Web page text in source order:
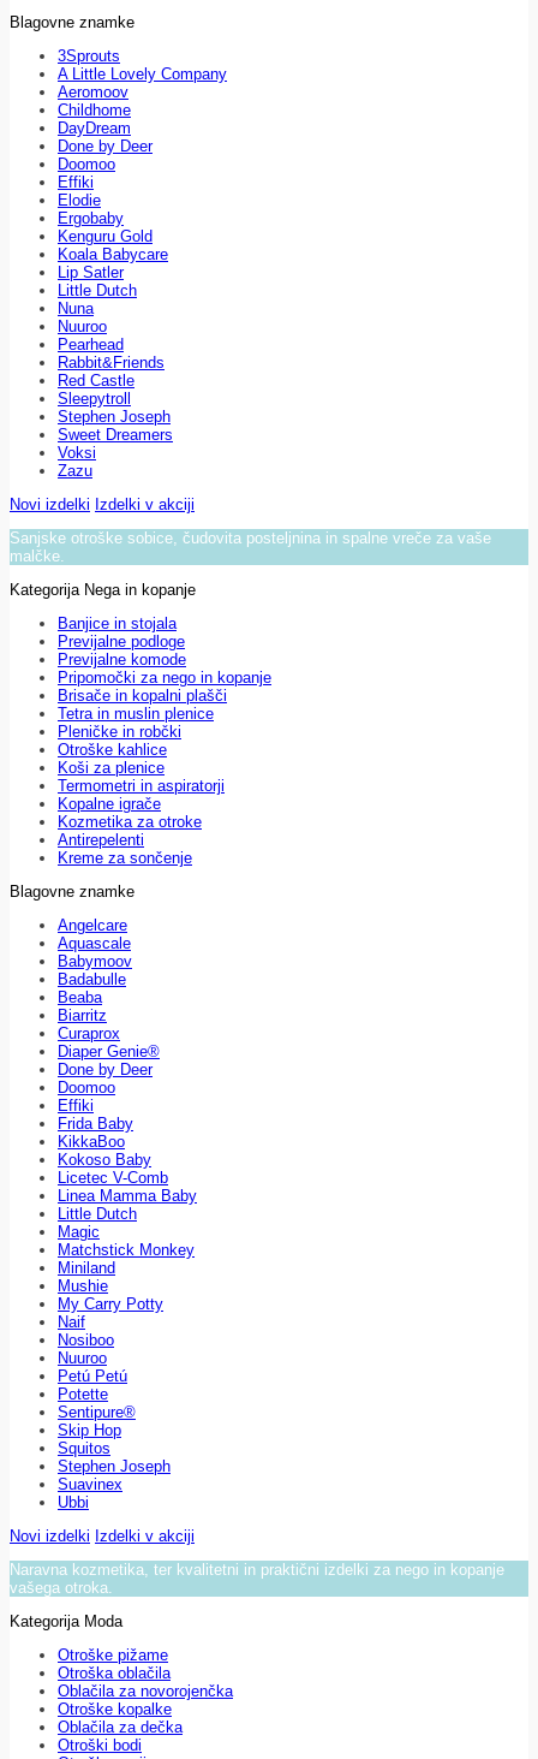
Blagovne znamke
3Sprouts
A Little Lovely Company
Aeromoov
Childhome
DayDream
Done by Deer
Doomoo
Effiki
Elodie
Ergobaby
Kenguru Gold
Koala Babycare
Lip Satler
Little Dutch
Nuna
Nuuroo
Pearhead
Rabbit&Friends
Red Castle
Sleepytroll
Stephen Joseph
Sweet Dreamers
Voksi
Zazu
Novi izdelki Izdelki v akciji
Sanjske otroške sobice, čudovita posteljnina in spalne vreče za vaše
malčke.
Kategorija Nega in kopanje
Banjice in stojala
Previjalne podloge
Previjalne komode
Pripomočki za nego in kopanje
Brisače in kopalni plašči
Tetra in muslin plenice
Pleničke in robčki
Otroške kahlice
Koši za plenice
Termometri in aspiratorji
Kopalne igrače
Kozmetika za otroke
Antirepelenti
Kreme za sončenje
Blagovne znamke
Angelcare
Aquascale
Babymoov
Badabulle
Beaba
Biarritz
Curaprox
Diaper Genie®
Done by Deer
Doomoo
Effiki
Frida Baby
KikkaBoo
Kokoso Baby
Licetec V-Comb
Linea Mamma Baby
Little Dutch
Magic
Matchstick Monkey
Miniland
Mushie
My Carry Potty
Naif
Nosiboo
Nuuroo
Petú Petú
Potette
Sentipure®
Skip Hop
Squitos
Stephen Joseph
Suavinex
Ubbi
Novi izdelki Izdelki v akciji
Naravna kozmetika, ter kvalitetni in praktični izdelki za nego in kopanje
vašega otroka.
Kategorija Moda
Otroške pižame
Otroška oblačila
Oblačila za novorojenčka
Otroške kopalke
Oblačila za dečka
Otroški bodi